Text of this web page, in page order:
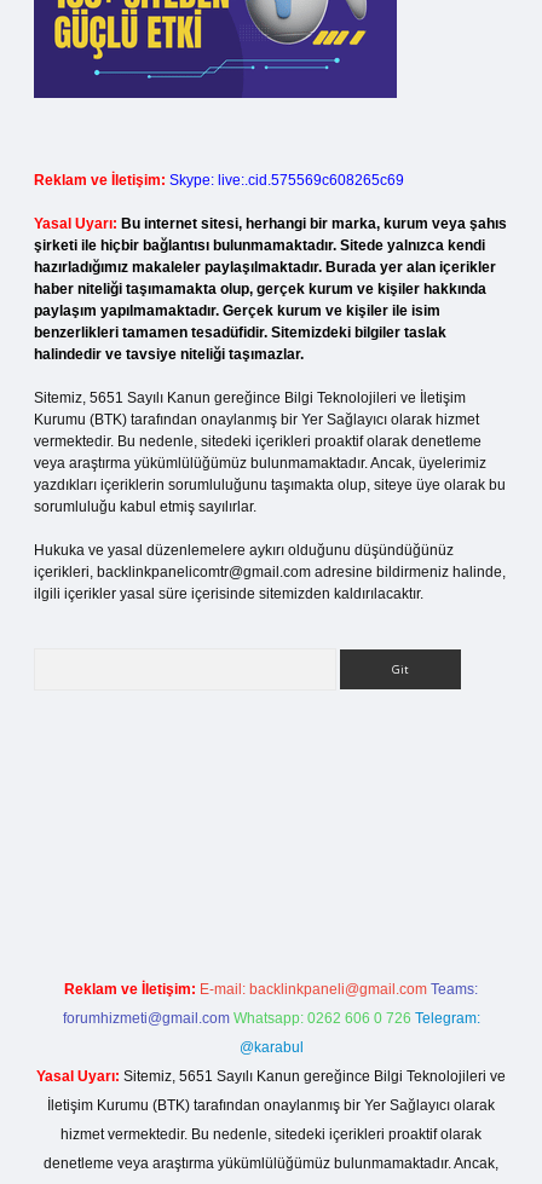
Reklam ve İletişim: Skype: live:.cid.575569c608265c69
Yasal Uyarı: Bu internet sitesi, herhangi bir marka, kurum veya şahıs
şirketi ile hiçbir bağlantısı bulunmamaktadır. Sitede yalnızca kendi
hazırladığımız makaleler paylaşılmaktadır. Burada yer alan içerikler
haber niteliği taşımamakta olup, gerçek kurum ve kişiler hakkında
paylaşım yapılmamaktadır. Gerçek kurum ve kişiler ile isim
benzerlikleri tamamen tesadüfidir. Sitemizdeki bilgiler taslak
halindedir ve tavsiye niteliği taşımazlar.
Sitemiz, 5651 Sayılı Kanun gereğince Bilgi Teknolojileri ve İletişim
Kurumu (BTK) tarafından onaylanmış bir Yer Sağlayıcı olarak hizmet
vermektedir. Bu nedenle, sitedeki içerikleri proaktif olarak denetleme
veya araştırma yükümlülüğümüz bulunmamaktadır. Ancak, üyelerimiz
yazdıkları içeriklerin sorumluluğunu taşımakta olup, siteye üye olarak bu
sorumluluğu kabul etmiş sayılırlar.
Hukuka ve yasal düzenlemelere aykırı olduğunu düşündüğünüz
içerikleri, backlinkpanelicomtr@gmail.com adresine bildirmeniz halinde,
ilgili içerikler yasal süre içerisinde sitemizden kaldırılacaktır.
Reklam ve İletişim: E-mail: backlinkpaneli@gmail.com Teams:
forumhizmeti@gmail.com Whatsapp: 0262 606 0 726 Telegram:
@karabul
Yasal Uyarı: Sitemiz, 5651 Sayılı Kanun gereğince Bilgi Teknolojileri ve
İletişim Kurumu (BTK) tarafından onaylanmış bir Yer Sağlayıcı olarak
hizmet vermektedir. Bu nedenle, sitedeki içerikleri proaktif olarak
denetleme veya araştırma yükümlülüğümüz bulunmamaktadır. Ancak,